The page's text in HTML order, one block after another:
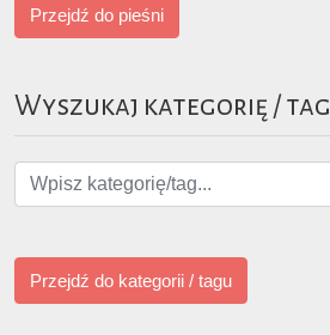
Przejdź do pieśni
Wyszukaj kategorię / tag
Przejdź do kategorii / tagu